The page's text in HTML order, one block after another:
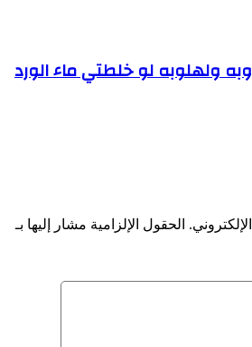
ولهلوبه لو خلطتي ماء الورد
الحقول الإلزامية مشار إليها بـ